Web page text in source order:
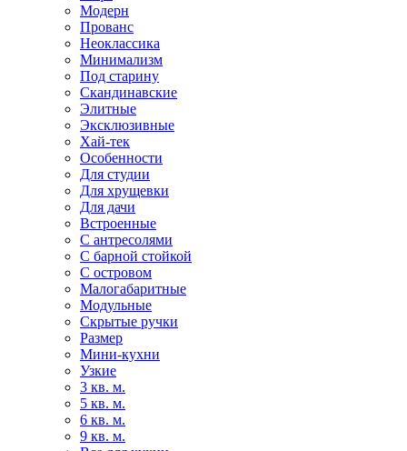
Модерн
Прованс
Неоклассика
Минимализм
Под старину
Скандинавские
Элитные
Эксклюзивные
Хай-тек
Особенности
Для студии
Для хрущевки
Для дачи
Встроенные
С антресолями
С барной стойкой
С островом
Малогабаритные
Модульные
Скрытые ручки
Размер
Мини-кухни
Узкие
3 кв. м.
5 кв. м.
6 кв. м.
9 кв. м.